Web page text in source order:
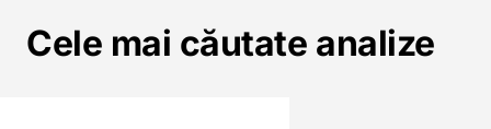
Cele mai căutate analize